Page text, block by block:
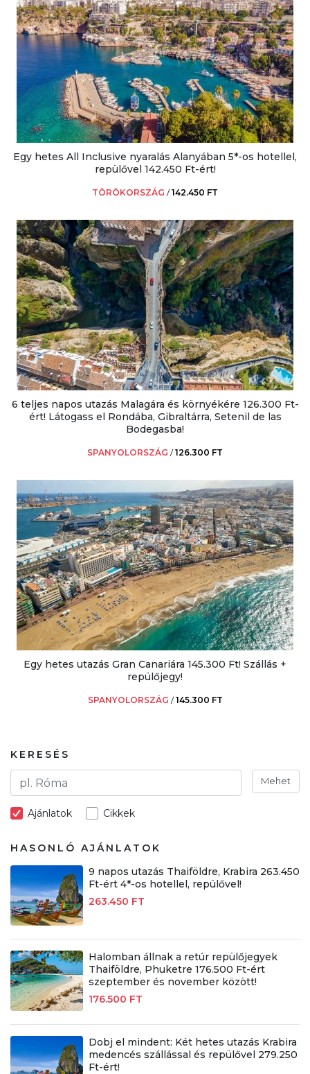
Egy hetes All Inclusive nyaralás Alanyában 5*-os hotellel,
repülővel 142.450 Ft-ért!
TÖRÖKORSZÁG /142.450 FT
6 teljes napos utazás Malagára és környékére 126.300 Ft-
ért! Látogass el Rondába, Gibraltárra, Setenil de las
Bodegasba!
SPANYOLORSZÁG /126.300 FT
Egy hetes utazás Gran Canariára 145.300 Ft! Szállás +
repülőjegy!
SPANYOLORSZÁG /145.300 FT
KERESÉS
Mehet
Ajánlatok Cikkek
HASONLÓ AJÁNLATOK
9 napos utazás Thaiföldre, Krabira 263.450
Ft-ért 4*-os hotellel, repülővel!
263.450 FT
Halomban állnak a retúr repülőjegyek
Thaiföldre, Phuketre 176.500 Ft-ért
szeptember és november között!
176.500 FT
Dobj el mindent: Két hetes utazás Krabira
medencés szállással és repülővel 279.250
Ft-ért!